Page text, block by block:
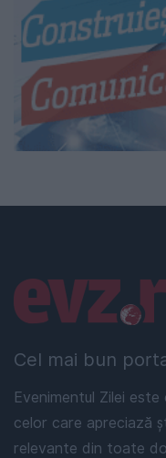
Cel mai bun
Evenimentul Zilei
celor care apreciază
relevante din toate
Linkuri utile